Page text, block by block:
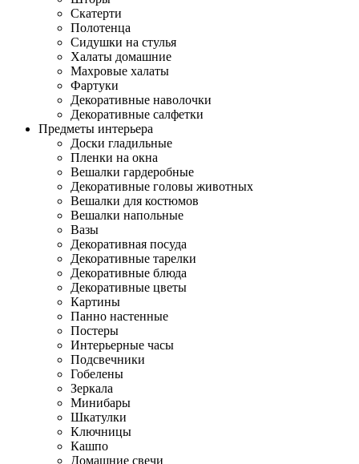
Скатерти
Полотенца
Сидушки на стулья
Халаты домашние
Махровые халаты
Фартуки
Декоративные наволочки
Декоративные салфетки
Предметы интерьера
Доски гладильные
Пленки на окна
Вешалки гардеробные
Декоративные головы животных
Вешалки для костюмов
Вешалки напольные
Вазы
Декоративная посуда
Декоративные тарелки
Декоративные блюда
Декоративные цветы
Картины
Панно настенные
Постеры
Интерьерные часы
Подсвечники
Гобелены
Зеркала
Минибары
Шкатулки
Ключницы
Кашпо
Домашние свечи